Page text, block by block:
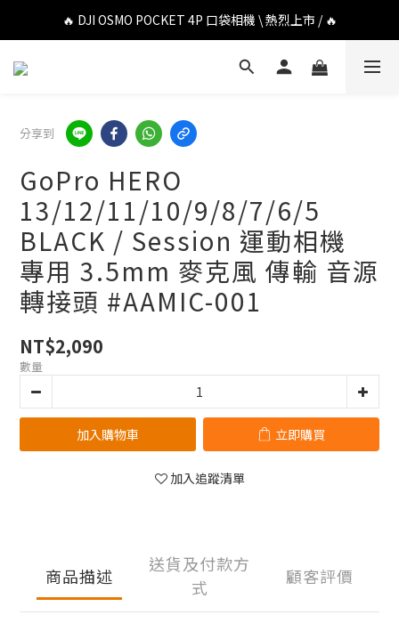
🔥 DJI OSMO POCKET 4P 口袋相機 \ 熱烈上市 / 🔥
🔥 DJI OSMO POCKET 4P 口袋相機 \ 熱烈上市 / 🔥
🔥 Insta360 Luna Ultra 雲台相機 \ 熱烈上市 / 🔥
🔥 DJI OSMO POCKET 4P 口袋相機 \ 熱烈上市 / 🔥
分享到
GoPro HERO
13/12/11/10/9/8/7/6/5
BLACK / Session 運動相機
專用 3.5mm 麥克風 傳輸 音源
轉接頭 #AAMIC-001
NT$2,090
數量
加入購物車 立即購買
加入追蹤清單
商品描述
送貨及付款方
式
顧客評價